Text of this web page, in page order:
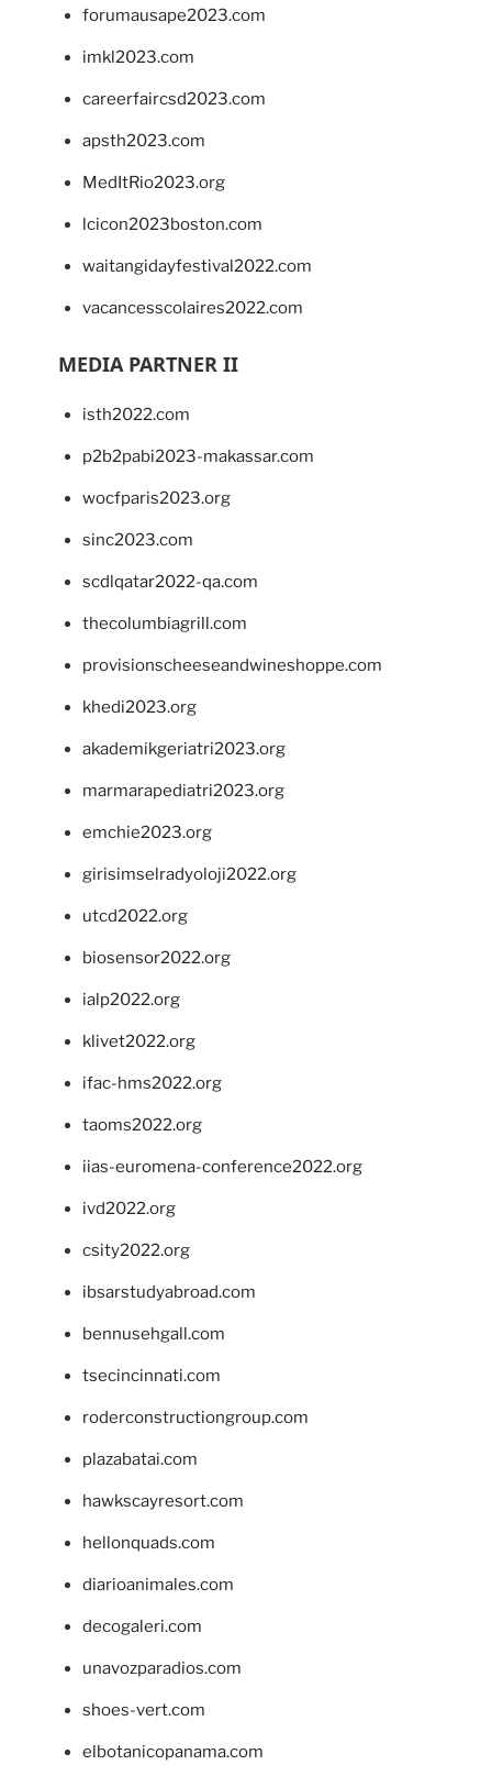
forumausape2023.com
imkl2023.com
careerfaircsd2023.com
apsth2023.com
MedItRio2023.org
lcicon2023boston.com
waitangidayfestival2022.com
vacancesscolaires2022.com
MEDIA PARTNER II
isth2022.com
p2b2pabi2023-makassar.com
wocfparis2023.org
sinc2023.com
scdlqatar2022-qa.com
thecolumbiagrill.com
provisionscheeseandwineshoppe.com
khedi2023.org
akademikgeriatri2023.org
marmarapediatri2023.org
emchie2023.org
girisimselradyoloji2022.org
utcd2022.org
biosensor2022.org
ialp2022.org
klivet2022.org
ifac-hms2022.org
taoms2022.org
iias-euromena-conference2022.org
ivd2022.org
csity2022.org
ibsarstudyabroad.com
bennusehgall.com
tsecincinnati.com
roderconstructiongroup.com
plazabatai.com
hawkscayresort.com
hellonquads.com
diarioanimales.com
decogaleri.com
unavozparadios.com
shoes-vert.com
elbotanicopanama.com